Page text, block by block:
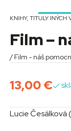
KNIHY, TITULY INÝCH
Film –
/ Film - náš
13,00€
Lucie Česálková